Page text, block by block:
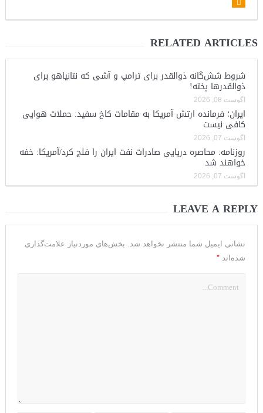
RELATED ARTICLES
شروط شش‌گانه ذوالقدر برای ترامپ و آشی که نتانیاهو برای
ذوالقدرها پخته!
آگوست 08, 2026
ایران؛ فرمانده ارتش آمریکا به مقامات کاخ سفید: حملات هوایی
کافی نیست
آگوست 07, 2026
روزنامه: محاصره دریایی صادرات نفت ایران را فلج کرد/آمریکا: خفه
خواهند شد
آگوست 07, 2026
LEAVE A REPLY
نشانی ایمیل شما منتشر نخواهد شد.
بخش‌های موردنیاز علامت‌گذاری
شده‌اند *